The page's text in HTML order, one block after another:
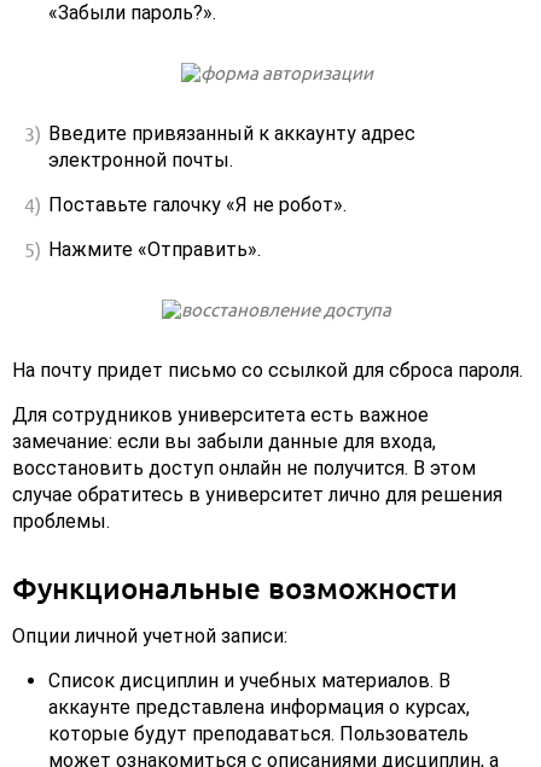
«Забыли пароль?».
Введите привязанный к аккаунту адрес
электронной почты.
Поставьте галочку «Я не робот».
Нажмите «Отправить».
На почту придет письмо со ссылкой для сброса пароля.
Для сотрудников университета есть важное
замечание: если вы забыли данные для входа,
восстановить доступ онлайн не получится. В этом
случае обратитесь в университет лично для решения
проблемы.
Функциональные возможности
Опции личной учетной записи:
Список дисциплин и учебных материалов. В
аккаунте представлена информация о курсах,
которые будут преподаваться. Пользователь
может ознакомиться с описаниями дисциплин, а